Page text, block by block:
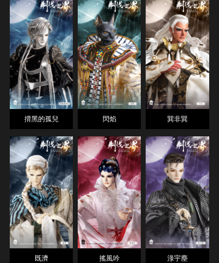
揹黑的孤兒 閃焰 巽非巽
既濟 搖風吟 淥宇塵